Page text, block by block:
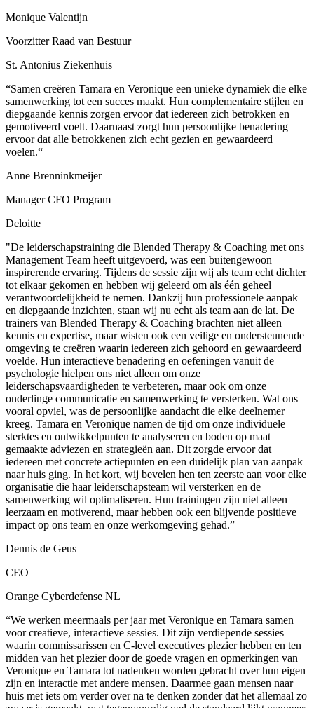
Monique Valentijn
Voorzitter Raad van Bestuur
St. Antonius Ziekenhuis
“Samen creëren Tamara en Veronique een unieke dynamiek die elke
samenwerking tot een succes maakt. Hun complementaire stijlen en
diepgaande kennis zorgen ervoor dat iedereen zich betrokken en
gemotiveerd voelt. Daarnaast zorgt hun persoonlijke benadering
ervoor dat alle betrokkenen zich echt gezien en gewaardeerd
voelen.“
Anne Brenninkmeijer
Manager CFO Program
Deloitte
"De leiderschapstraining die Blended Therapy & Coaching met ons
Management Team heeft uitgevoerd, was een buitengewoon
inspirerende ervaring. Tijdens de sessie zijn wij als team echt dichter
tot elkaar gekomen en hebben wij geleerd om als één geheel
verantwoordelijkheid te nemen. Dankzij hun professionele aanpak
en diepgaande inzichten, staan wij nu echt als team aan de lat. De
trainers van Blended Therapy & Coaching brachten niet alleen
kennis en expertise, maar wisten ook een veilige en ondersteunende
omgeving te creëren waarin iedereen zich gehoord en gewaardeerd
voelde. Hun interactieve benadering en oefeningen vanuit de
psychologie hielpen ons niet alleen om onze
leiderschapsvaardigheden te verbeteren, maar ook om onze
onderlinge communicatie en samenwerking te versterken. Wat ons
vooral opviel, was de persoonlijke aandacht die elke deelnemer
kreeg. Tamara en Veronique namen de tijd om onze individuele
sterktes en ontwikkelpunten te analyseren en boden op maat
gemaakte adviezen en strategieën aan. Dit zorgde ervoor dat
iedereen met concrete actiepunten en een duidelijk plan van aanpak
naar huis ging. In het kort, wij bevelen hen ten zeerste aan voor elke
organisatie die haar leiderschapsteam wil versterken en de
samenwerking wil optimaliseren. Hun trainingen zijn niet alleen
leerzaam en motiverend, maar hebben ook een blijvende positieve
impact op ons team en onze werkomgeving gehad.”
Dennis de Geus
CEO
Orange Cyberdefense NL
“We werken meermaals per jaar met Veronique en Tamara samen
voor creatieve, interactieve sessies. Dit zijn verdiepende sessies
waarin commissarissen en C-level executives plezier hebben en ten
midden van het plezier door de goede vragen en opmerkingen van
Veronique en Tamara tot nadenken worden gebracht over hun eigen
zijn en interactie met andere mensen. Daarmee gaan mensen naar
huis met iets om verder over na te denken zonder dat het allemaal zo